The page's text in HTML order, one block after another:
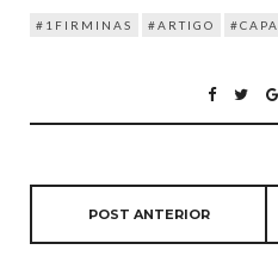
#1FIRMINAS #ARTIGO #CAPA
POST ANTERIOR